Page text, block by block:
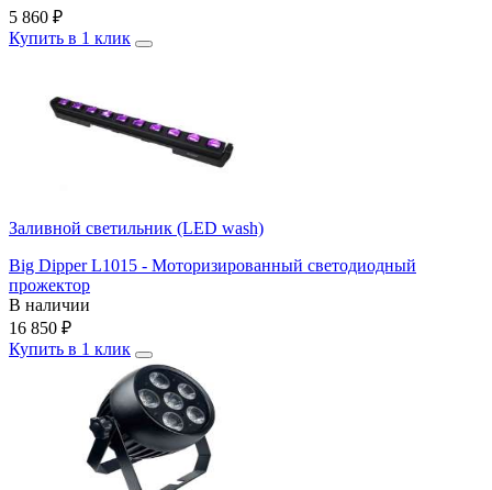
5 860 ₽
Купить в 1 клик
Заливной светильник (LED wash)
Big Dipper L1015 - Моторизированный светодиодный
прожектор
В наличии
16 850 ₽
Купить в 1 клик